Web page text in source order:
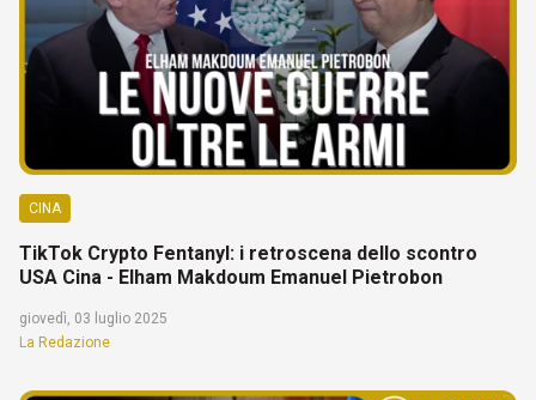
CINA
TikTok Crypto Fentanyl: i retroscena dello scontro
USA Cina - Elham Makdoum Emanuel Pietrobon
giovedì, 03 luglio 2025
La Redazione